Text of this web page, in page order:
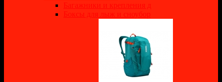
Багажники и крепления д
Боксы для лыж и сноубор